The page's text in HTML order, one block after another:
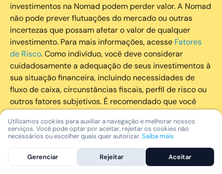
investimentos na Nomad podem perder valor. A Nomad
não pode prever flutuações do mercado ou outras
incertezas que possam afetar o valor de qualquer
investimento. Para mais informações, acesse Fatores
de Risco. Como indivíduo, você deve considerar
cuidadosamente a adequação de seus investimentos à
sua situação financeira, incluindo necessidades de
fluxo de caixa, circunstâncias fiscais, perfil de risco ou
outros fatores subjetivos. É recomendado que você
utilize todos os recursos disponíveis para se informar
sobre investimentos de maneira geral e sobre a
composição geral de seu portfólio. Questões fiscais ou
legais relativas aos investimentos realizados através da
Nomad devem ser obtidas pelos próprios clientes. A
Utilizamos cookies para auxiliar a navegação e melhorar nossos
serviços. Você pode optar por aceitar, rejeitar os cookies não
necessários ou escolher quais quer autorizar. Saiba mais
Gerenciar Rejeitar Aceitar